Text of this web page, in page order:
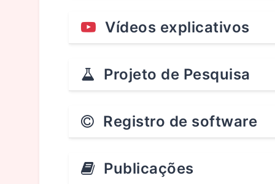
Vídeos explicativos
Projeto de Pesquisa
Registro de software
Publicações